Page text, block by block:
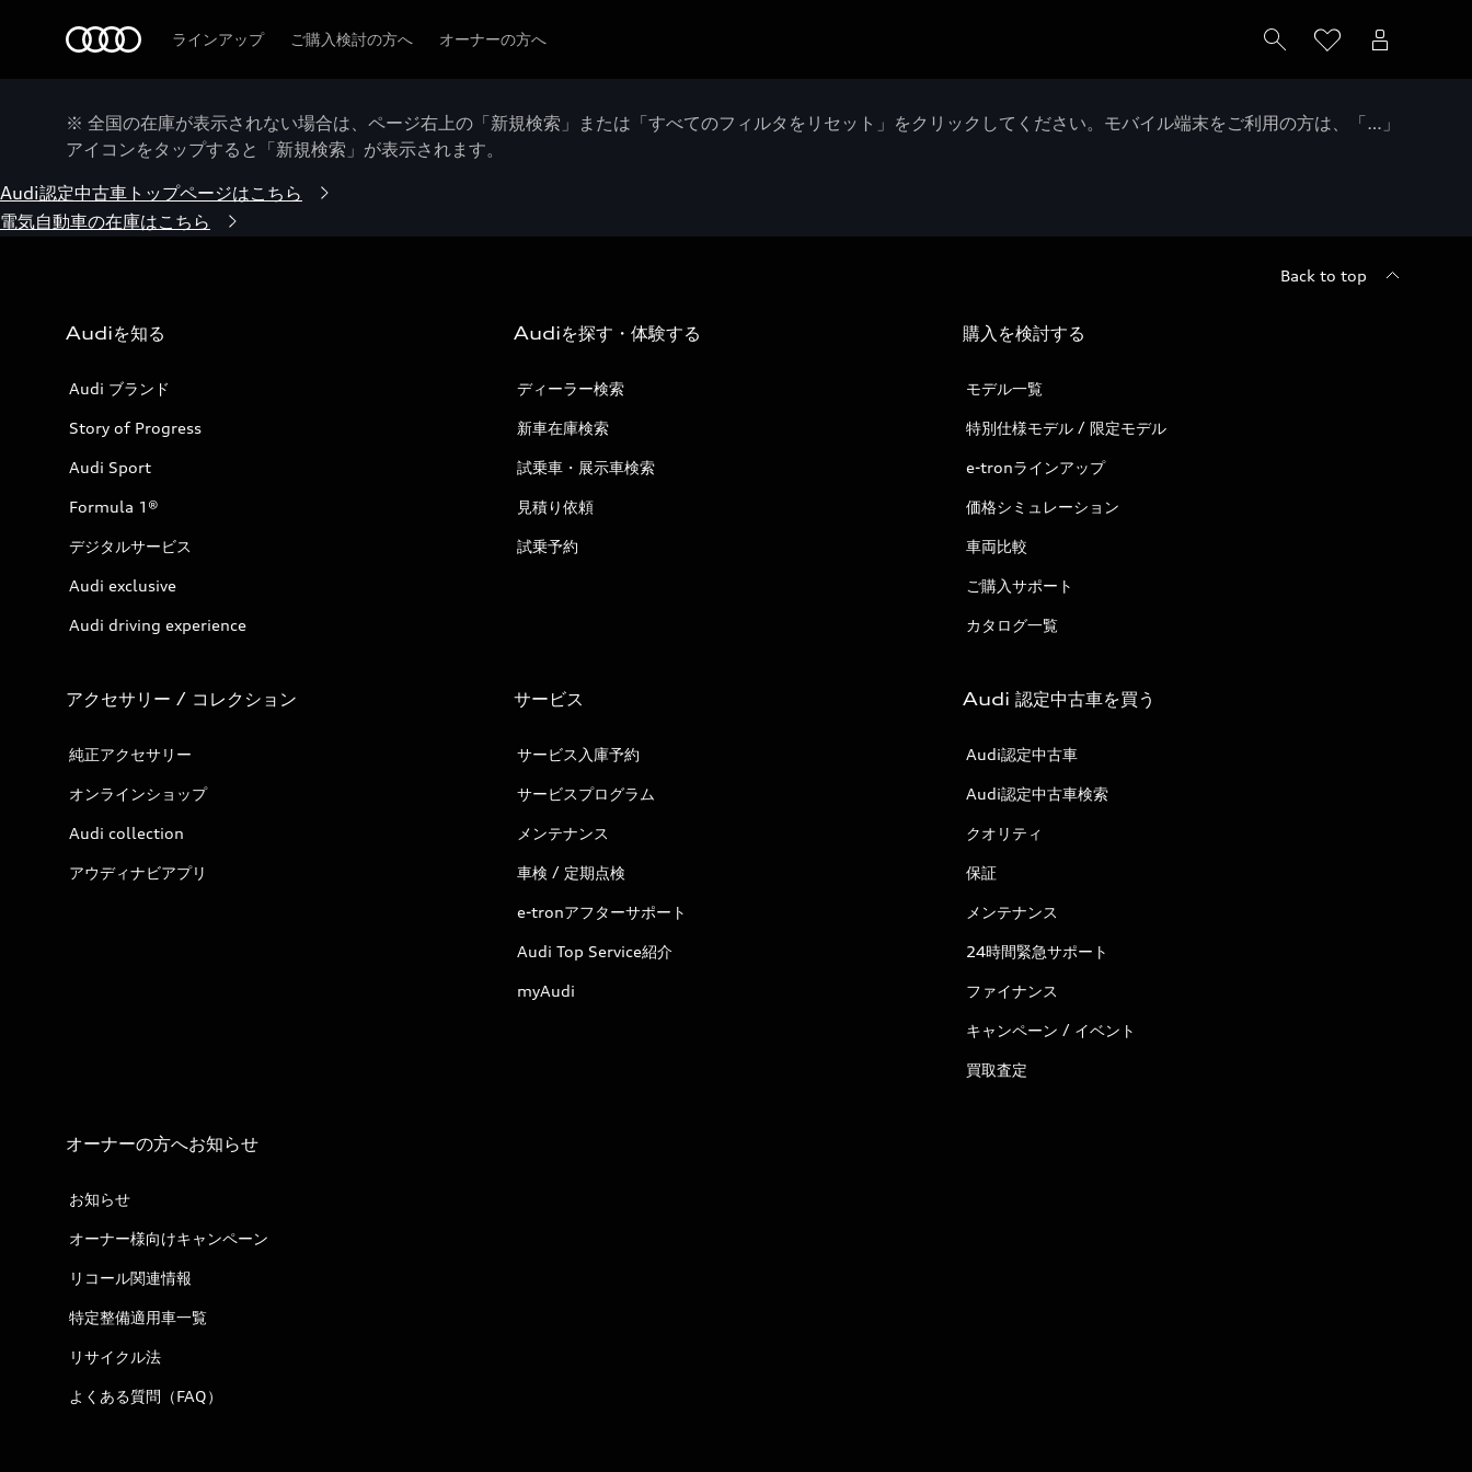
ラインアップ ご購入検討の方へ オーナーの方へ
※ 全国の在庫が表示されない場合は、ページ右上の「新規検索」または「すべてのフィルタをリセット」をクリックしてください。モバイル端末をご利用の方は、「…」
アイコンをタップすると「新規検索」が表示されます。
Audi認定中古車トップページはこちら
電気自動車の在庫はこちら
Back to top
Audiを知る
Audi ブランド
Story of Progress
Audi Sport
Formula 1®
デジタルサービス
Audi exclusive
Audi driving experience
Audiを探す・体験する
ディーラー検索
新車在庫検索
試乗車・展示車検索
見積り依頼
試乗予約
購入を検討する
モデル一覧
特別仕様モデル / 限定モデル
e-tronラインアップ
価格シミュレーション
車両比較
ご購入サポート
カタログ一覧
アクセサリー / コレクション
純正アクセサリー
オンラインショップ
Audi collection
アウディナビアプリ
サービス
サービス入庫予約
サービスプログラム
メンテナンス
車検 / 定期点検
e-tronアフターサポート
Audi Top Service紹介
myAudi
Audi 認定中古車を買う
Audi認定中古車
Audi認定中古車検索
クオリティ
保証
メンテナンス
24時間緊急サポート
ファイナンス
キャンペーン / イベント
買取査定
オーナーの方へお知らせ
お知らせ
オーナー様向けキャンペーン
リコール関連情報
特定整備適用車一覧
リサイクル法
よくある質問（FAQ）